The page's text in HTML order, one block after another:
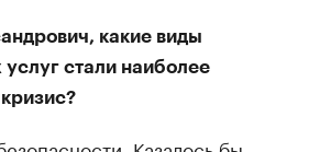
какие виды
стали наиболее